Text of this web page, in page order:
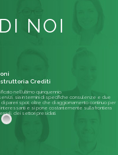
NOI
nell'ultimo quinquennio.
sia in termini di specifiche consulenze e due
pareri spot; oltre che di aggiornamento continuo per
e si pone costantemente sulla frontiera
dei settori presidiati.
Crediti